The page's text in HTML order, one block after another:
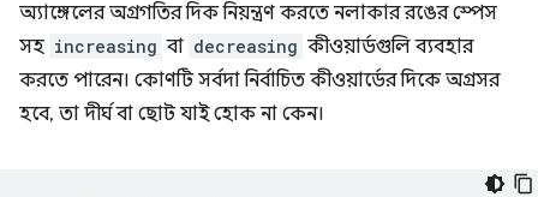
অ্যাঙ্গেলের অগ্রগতির দিক নিয়ন্ত্রণ করতে নলাকার রঙের স্পেস
সহ increasing বা decreasing কীওয়ার্ডগুলি ব্যবহার
করতে পারেন। কোণটি সর্বদা নির্বাচিত কীওয়ার্ডের দিকে অগ্রসর
হবে, তা দীর্ঘ বা ছোট যাই হোক না কেন।